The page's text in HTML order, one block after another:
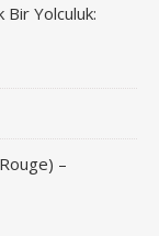
Yolculuk:
–